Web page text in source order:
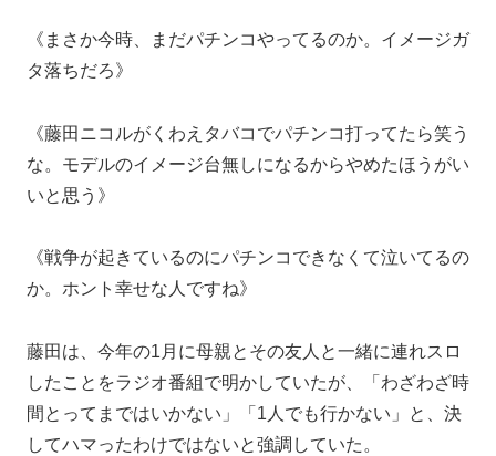
《まさか今時、まだパチンコやってるのか。イメージガ
タ落ちだろ》
《藤田ニコルがくわえタバコでパチンコ打ってたら笑う
な。モデルのイメージ台無しになるからやめたほうがい
いと思う》
《戦争が起きているのにパチンコできなくて泣いてるの
か。ホント幸せな人ですね》
藤田は、今年の1月に母親とその友人と一緒に連れスロ
したことをラジオ番組で明かしていたが、「わざわざ時
間とってまではいかない」「1人でも行かない」と、決
してハマったわけではないと強調していた。